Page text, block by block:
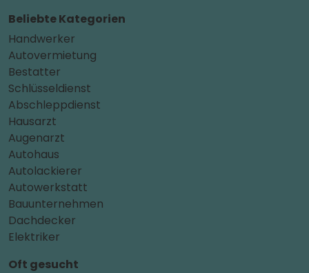
Beliebte Kategorien
Handwerker
Autovermietung
Bestatter
Schlüsseldienst
Abschleppdienst
Hausarzt
Augenarzt
Autohaus
Autolackierer
Autowerkstatt
Bauunternehmen
Dachdecker
Elektriker
Oft gesucht